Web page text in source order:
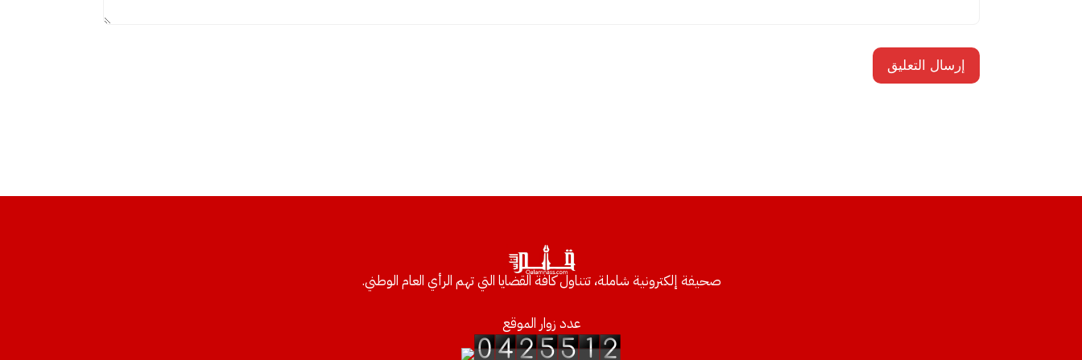
صحيفة إلكترونية شاملة، تتناول كافة القضايا التي تهم الرأي العام الوطني.
عدد زوار الموقع